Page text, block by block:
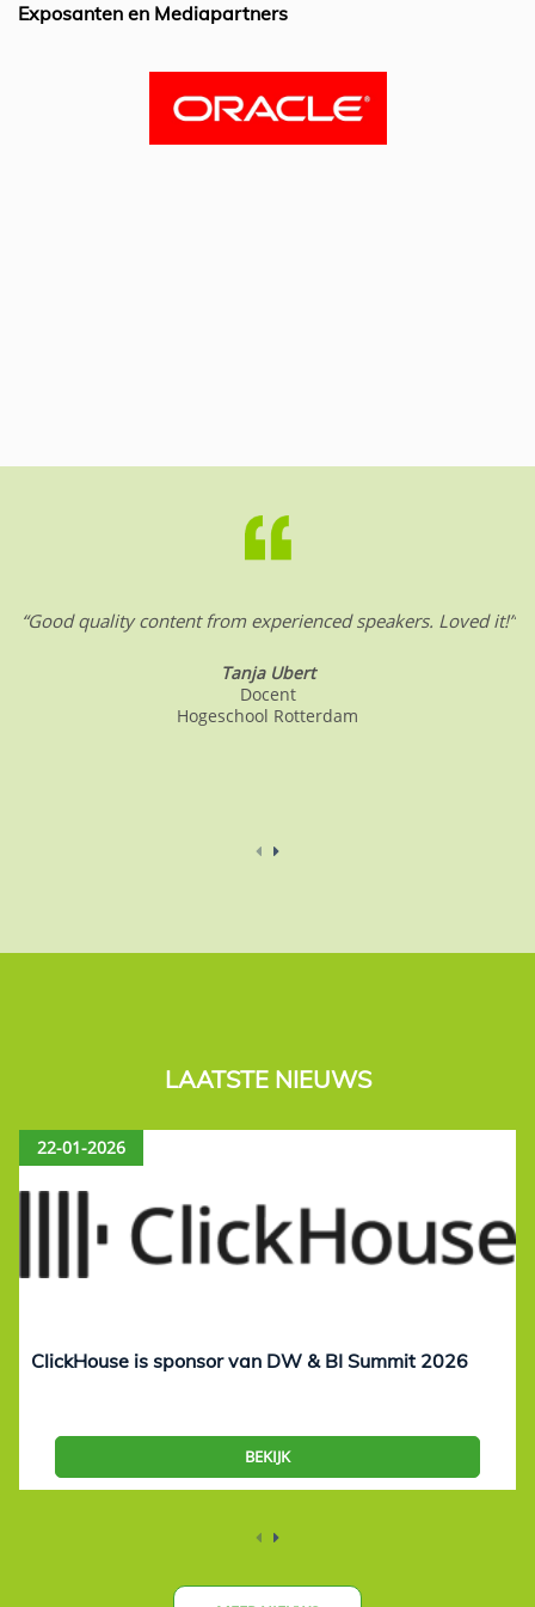
Exposanten en Mediapartners
“Good quality content from experienced speakers. Loved it!”
Tanja Ubert
Docent
Hogeschool Rotterdam
LAATSTE NIEUWS
22-01-2026
ClickHouse is sponsor van DW & BI Summit 2026
BEKIJK